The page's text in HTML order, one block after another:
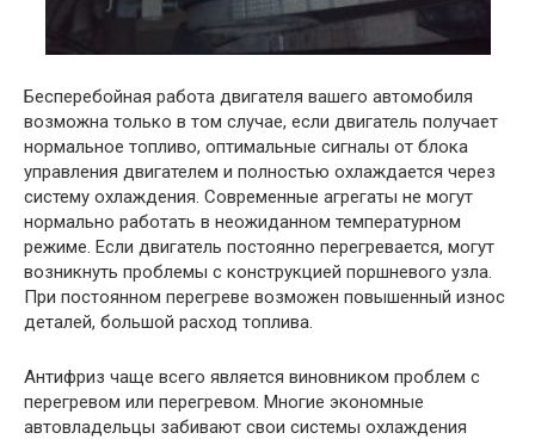
Бесперебойная работа двигателя вашего автомобиля
возможна только в том случае, если двигатель получает
нормальное топливо, оптимальные сигналы от блока
управления двигателем и полностью охлаждается через
систему охлаждения. Современные агрегаты не могут
нормально работать в неожиданном температурном
режиме. Если двигатель постоянно перегревается, могут
возникнуть проблемы с конструкцией поршневого узла.
При постоянном перегреве возможен повышенный износ
деталей, большой расход топлива.
Антифриз чаще всего является виновником проблем с
перегревом или перегревом. Многие экономные
автовладельцы забивают свои системы охлаждения